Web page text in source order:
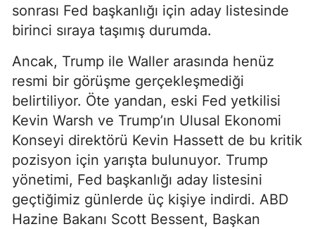
sonrası Fed başkanlığı için aday listesinde
birinci sıraya taşımış durumda.
Ancak, Trump ile Waller arasında henüz
resmi bir görüşme gerçekleşmediği
belirtiliyor. Öte yandan, eski Fed yetkilisi
Kevin Warsh ve Trump’ın Ulusal Ekonomi
Konseyi direktörü Kevin Hassett de bu kritik
pozisyon için yarışta bulunuyor. Trump
yönetimi, Fed başkanlığı aday listesini
geçtiğimiz günlerde üç kişiye indirdi. ABD
Hazine Bakanı Scott Bessent, Başkan